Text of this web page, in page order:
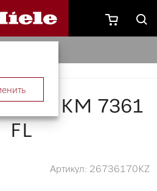
KM 7361
FL
Артикул: 26736170KZ